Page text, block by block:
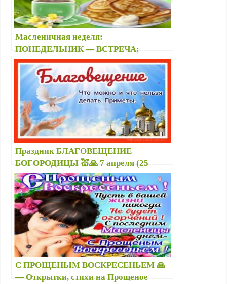
Масленичная неделя:
ПОНЕДЕЛЬНИК — ВСТРЕЧА;
ВТОРНИК — ЗАИГРЫШИ — 🥞
Первый и второй день Масленицы:
поздравления и картинки
Праздник БЛАГОВЕЩЕНИЕ
БОГОРОДИЦЫ 💒🙏 7 апреля (25
марта) : приметы, что можно и нельзя
делать, молитвы, заговоры
С ПРОЩЕНЫМ ВОСКРЕСЕНЬЕМ 🙏
— Открытки, стихи на Прощеное